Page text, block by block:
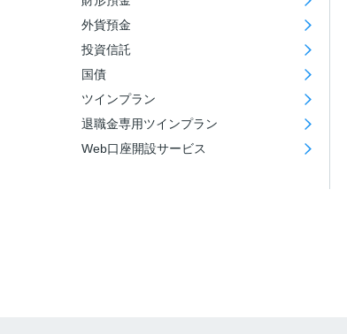
外貨預金
投資信託
国債
ツインプラン
退職金専用ツインプラン
Web口座開設サービス